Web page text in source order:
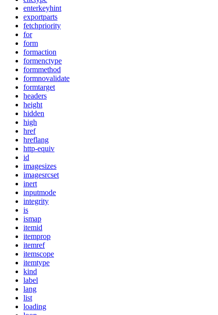
enterkeyhint
exportparts
fetchpriority
for
form
formaction
formenctype
formmethod
formnovalidate
formtarget
headers
height
hidden
high
href
hreflang
http-equiv
id
imagesizes
imagesrcset
inert
inputmode
integrity
is
ismap
itemid
itemprop
itemref
itemscope
itemtype
kind
label
lang
list
loading